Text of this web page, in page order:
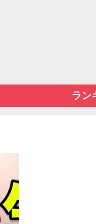
ラン